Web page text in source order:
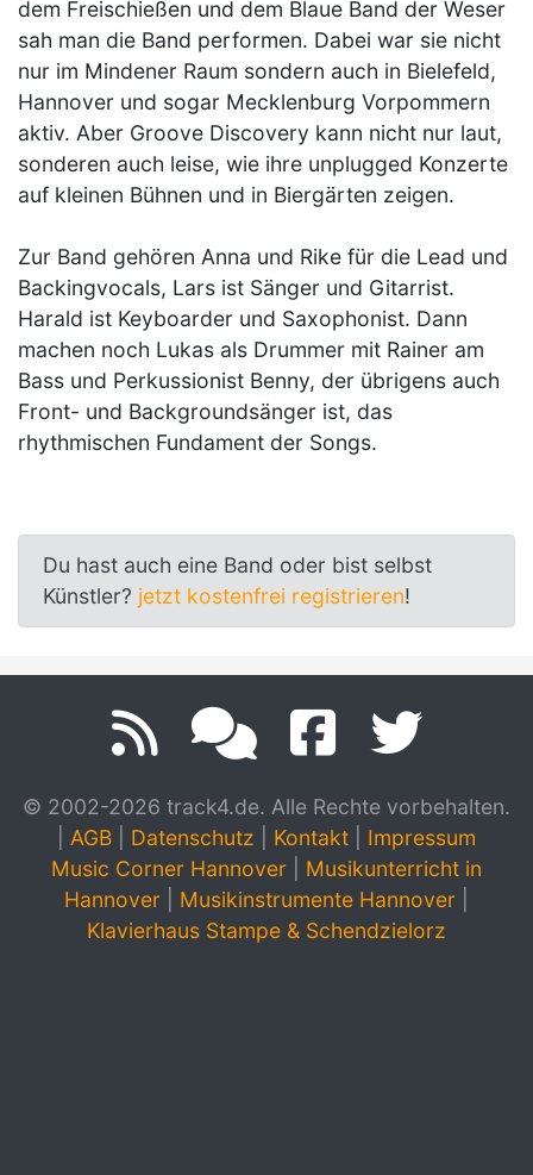
dem Freischießen und dem Blaue Band der Weser
sah man die Band performen. Dabei war sie nicht
nur im Mindener Raum sondern auch in Bielefeld,
Hannover und sogar Mecklenburg Vorpommern
aktiv. Aber Groove Discovery kann nicht nur laut,
sonderen auch leise, wie ihre unplugged Konzerte
auf kleinen Bühnen und in Biergärten zeigen.
Zur Band gehören Anna und Rike für die Lead und
Backingvocals, Lars ist Sänger und Gitarrist.
Harald ist Keyboarder und Saxophonist. Dann
machen noch Lukas als Drummer mit Rainer am
Bass und Perkussionist Benny, der übrigens auch
Front- und Backgroundsänger ist, das
rhythmischen Fundament der Songs.
Du hast auch eine Band oder bist selbst
Künstler? jetzt kostenfrei registrieren!
© 2002-2026 track4.de. Alle Rechte vorbehalten.
AGB Datenschutz Kontakt
Impressum
Music Corner Hannover
Musikunterricht in
Hannover
Musikinstrumente Hannover
Klavierhaus Stampe & Schendzielorz